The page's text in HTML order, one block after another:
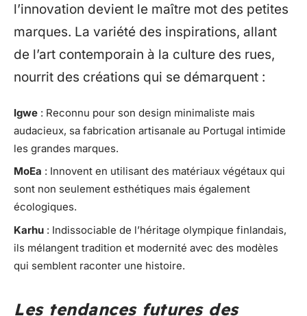
l’innovation devient le maître mot des petites
marques. La variété des inspirations, allant
de l’art contemporain à la culture des rues,
nourrit des créations qui se démarquent :
Igwe : Reconnu pour son design minimaliste mais
audacieux, sa fabrication artisanale au Portugal intimide
les grandes marques.
MoEa : Innovent en utilisant des matériaux végétaux qui
sont non seulement esthétiques mais également
écologiques.
Karhu : Indissociable de l’héritage olympique finlandais,
ils mélangent tradition et modernité avec des modèles
qui semblent raconter une histoire.
Les tendances futures des